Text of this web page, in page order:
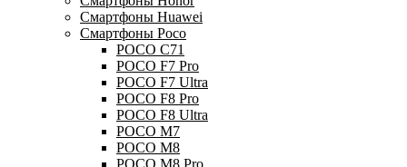
Смартфоны Huawei
Смартфоны Poco
POCO C71
POCO F7 Pro
POCO F7 Ultra
POCO F8 Pro
POCO F8 Ultra
POCO M7
POCO M8